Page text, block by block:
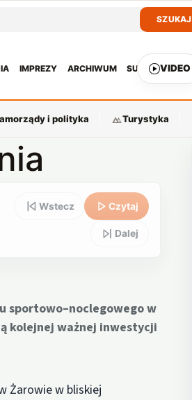
SZUKAJ
IMPREZY ARCHIWUM SUBSKRYPCJA
VIDEO
i polityka Turystyka
Wstecz Czytaj
Dalej
sportowo–noclegowego w
kolejnej ważnej inwestycji
Żarowie w bliskiej